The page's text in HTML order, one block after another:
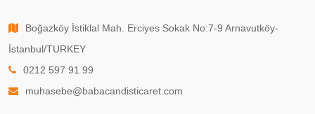
Boğazköy İstiklal Mah. Erciyes Sokak No:7-9 Arnavutköy-
İstanbul/TURKEY
0212 597 91 99
muhasebe@babacandisticaret.com